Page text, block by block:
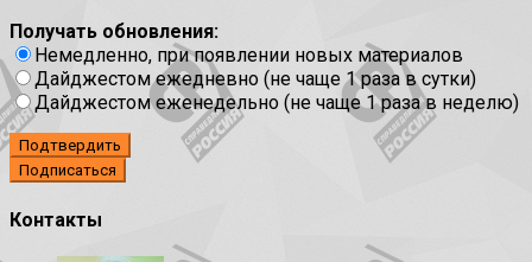
Получать обновления:
Немедленно, при появлении новых материалов
Дайджестом ежедневно (не чаще 1 раза в сутки)
Дайджестом еженедельно (не чаще 1 раза в неделю)
Подтвердить
Контакты